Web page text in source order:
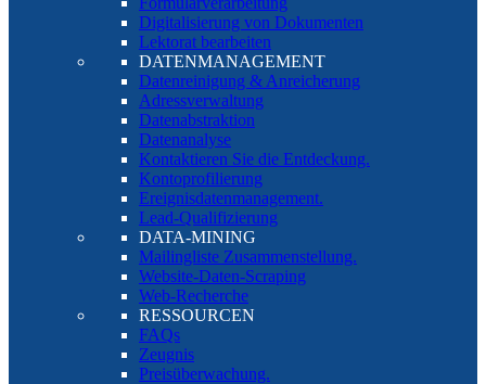
Digitalisierung von Dokumenten
Lektorat bearbeiten
DATENMANAGEMENT
Datenreinigung & Anreicherung
Adressverwaltung
Datenabstraktion
Datenanalyse
Kontaktieren Sie die Entdeckung.
Kontoprofilierung
Ereignisdatenmanagement.
Lead-Qualifizierung
DATA-MINING
Mailingliste Zusammenstellung.
Website-Daten-Scraping
Web-Recherche
RESSOURCEN
FAQs
Zeugnis
Preisüberwachung.